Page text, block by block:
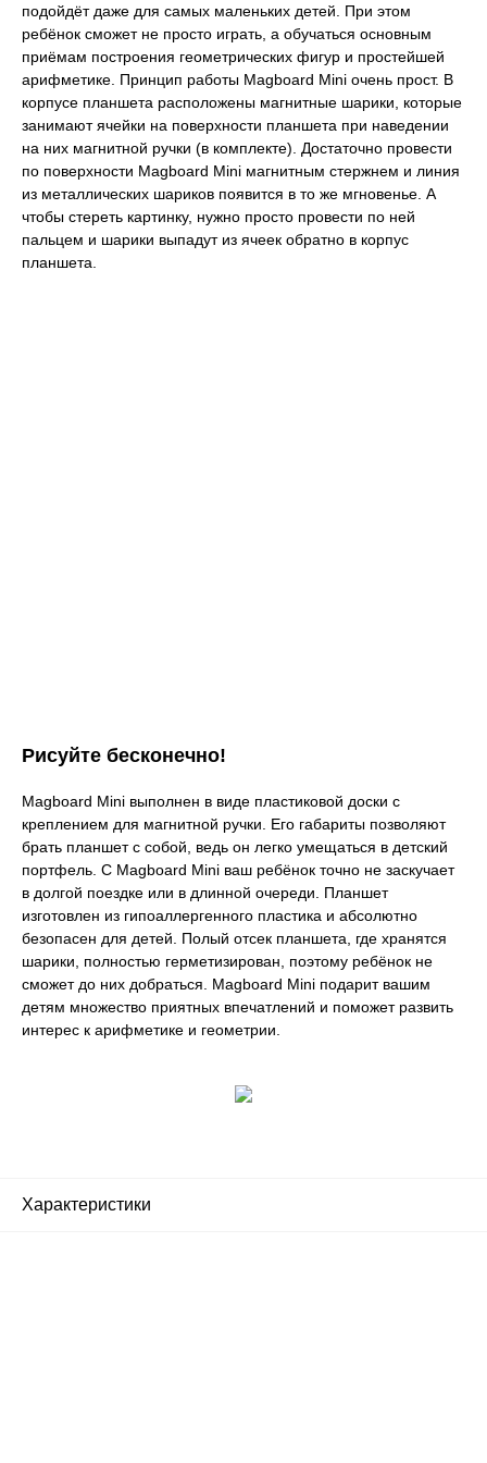
подойдёт даже для самых маленьких детей. При этом
ребёнок сможет не просто играть, а обучаться основным
приёмам построения геометрических фигур и простейшей
арифметике. Принцип работы Magboard Mini очень прост. В
корпусе планшета расположены магнитные шарики, которые
занимают ячейки на поверхности планшета при наведении
на них магнитной ручки (в комплекте). Достаточно провести
по поверхности Magboard Mini магнитным стержнем и линия
из металлических шариков появится в то же мгновенье. А
чтобы стереть картинку, нужно просто провести по ней
пальцем и шарики выпадут из ячеек обратно в корпус
планшета.
Рисуйте бесконечно!
Magboard Mini выполнен в виде пластиковой доски с
креплением для магнитной ручки. Его габариты позволяют
брать планшет с собой, ведь он легко умещаться в детский
портфель. С Magboard Mini ваш ребёнок точно не заскучает
в долгой поездке или в длинной очереди. Планшет
изготовлен из гипоаллергенного пластика и абсолютно
безопасен для детей. Полый отсек планшета, где хранятся
шарики, полностью герметизирован, поэтому ребёнок не
сможет до них добраться. Magboard Mini подарит вашим
детям множество приятных впечатлений и поможет развить
интерес к арифметике и геометрии.
Характеристики